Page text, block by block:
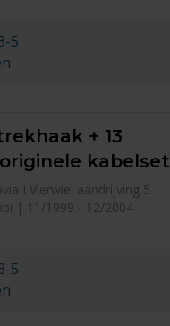
5
+ 13
kabelset
I Vierwiel aandrijving 5
| 11/1999 - 12/2004
5